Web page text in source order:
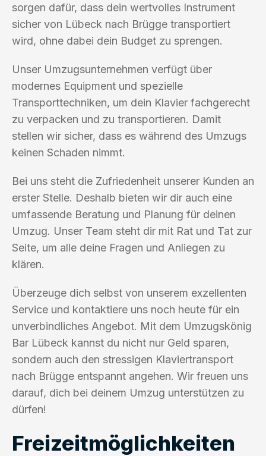
sorgen dafür, dass dein wertvolles Instrument
sicher von Lübeck nach Brügge transportiert
wird, ohne dabei dein Budget zu sprengen.
Unser Umzugsunternehmen verfügt über
modernes Equipment und spezielle
Transporttechniken, um dein Klavier fachgerecht
zu verpacken und zu transportieren. Damit
stellen wir sicher, dass es während des Umzugs
keinen Schaden nimmt.
Bei uns steht die Zufriedenheit unserer Kunden an
erster Stelle. Deshalb bieten wir dir auch eine
umfassende Beratung und Planung für deinen
Umzug. Unser Team steht dir mit Rat und Tat zur
Seite, um alle deine Fragen und Anliegen zu
klären.
Überzeuge dich selbst von unserem exzellenten
Service und kontaktiere uns noch heute für ein
unverbindliches Angebot. Mit dem Umzugskönig
Bar Lübeck kannst du nicht nur Geld sparen,
sondern auch den stressigen Klaviertransport
nach Brügge entspannt angehen. Wir freuen uns
darauf, dich bei deinem Umzug unterstützen zu
dürfen!
Freizeitmöglichkeiten